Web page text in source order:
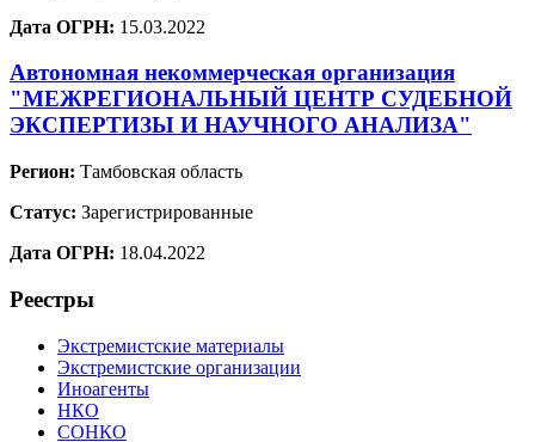
Дата ОГРН: 15.03.2022
Автономная некоммерческая организация
"МЕЖРЕГИОНАЛЬНЫЙ ЦЕНТР СУДЕБНОЙ
ЭКСПЕРТИЗЫ И НАУЧНОГО АНАЛИЗА"
Регион: Тамбовская область
Статус: Зарегистрированные
Дата ОГРН: 18.04.2022
Реестры
Экстремистские материалы
Экстремистские организации
Иноагенты
НКО
СОНКО